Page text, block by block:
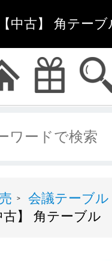
中古】 角テー
>
会議テーブル
】 角テーブル